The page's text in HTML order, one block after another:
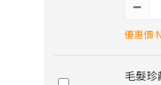
優惠價
毛髮